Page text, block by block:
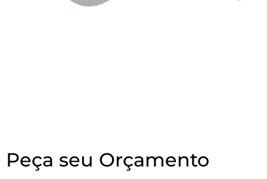
Peça seu Orçamento